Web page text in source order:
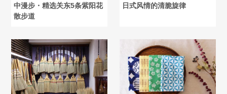
中漫步・精选关东5条紫阳花
散步道
日式风情的清脆旋律